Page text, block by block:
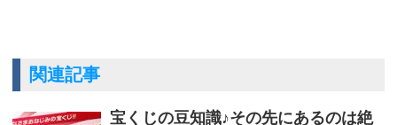
関連記事
宝くじの豆知識♪その先にあるのは絶